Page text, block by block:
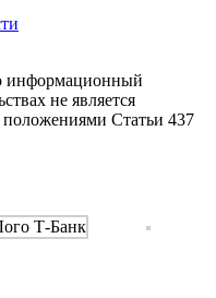
информационный
не является
Статьи 437